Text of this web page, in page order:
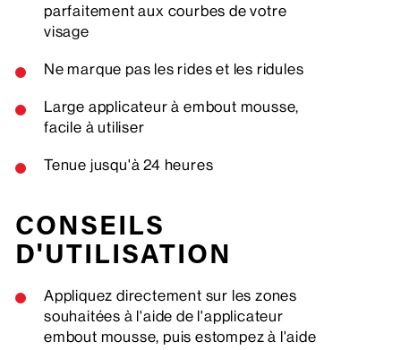
parfaitement aux courbes de votre
visage
Ne marque pas les rides et les ridules
Large applicateur à embout mousse,
facile à utiliser
Tenue jusqu'à 24 heures
CONSEILS
D'UTILISATION
Appliquez directement sur les zones
souhaitées à l'aide de l'applicateur
embout mousse, puis estompez à l'aide